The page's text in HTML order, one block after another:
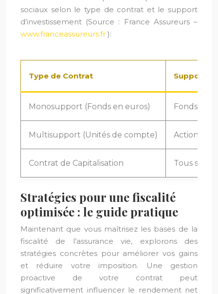
sociaux selon le type de contrat et le support
d’investissement (Source : France Assureurs –
www.franceassureurs.fr ):
Type de Contrat Support
Monosupport (Fonds en euros) Fonds en
Multisupport (Unités de compte) Actions,
Contrat de Capitalisation Tous
Stratégies pour une fiscalité
optimisée : le guide pratique
Maintenant que vous maîtrisez les bases de la
fiscalité de l’assurance vie, explorons des
stratégies concrètes pour améliorer vos gains
et réduire votre imposition. Une gestion
proactive de votre contrat peut
significativement influencer le rendement net